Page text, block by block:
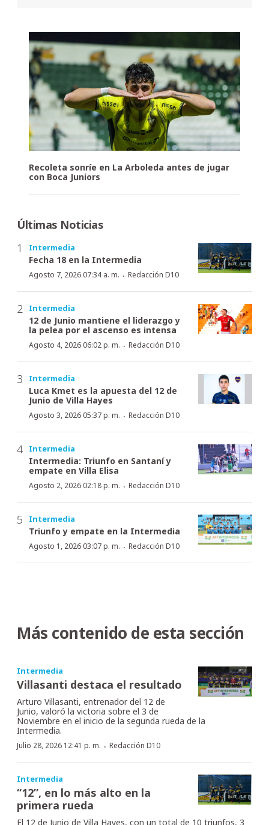
Recoleta sonríe en La Arboleda antes de jugar
con Boca Juniors
Últimas Noticias
Intermedia
Fecha 18 en la Intermedia
Agosto 7, 2026 07:34 a. m. · Redacción D10
Intermedia
12 de Junio mantiene el liderazgo y
la pelea por el ascenso es intensa
Agosto 4, 2026 06:02 p. m. · Redacción D10
Intermedia
Luca Kmet es la apuesta del 12 de
Junio de Villa Hayes
Agosto 3, 2026 05:37 p. m. · Redacción D10
Intermedia
Intermedia: Triunfo en Santaní y
empate en Villa Elisa
Agosto 2, 2026 02:18 p. m. · Redacción D10
Intermedia
Triunfo y empate en la Intermedia
Agosto 1, 2026 03:07 p. m. · Redacción D10
Más contenido de esta sección
Intermedia
Villasanti destaca el resultado
Arturo Villasanti, entrenador del 12 de
Junio, valoró la victoria sobre el 3 de
Noviembre en el inicio de la segunda rueda de la
Intermedia.
Julio 28, 2026 12:41 p. m. · Redacción D10
Intermedia
“12”, en lo más alto en la
primera rueda
El 12 de Junio de Villa Hayes, con un total de 10 triunfos, 3